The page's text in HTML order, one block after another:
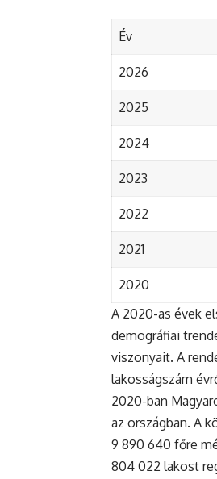
Év
2026
2025
2024
2023
2022
2021
2020
A 2020-as évek
demográfiai
viszonyait. A
lakosságszám
2020-ban
az országban. A
9 890 640 főre
804 022 lakost